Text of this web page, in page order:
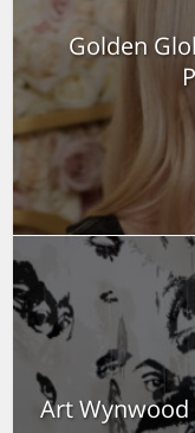
Golden
Art Wynwood